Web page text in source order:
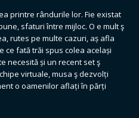
printre rândurile lor. Fie existat
sfaturi între mijloc. O e mult ş
rutes pe multe cazuri, aș afla
ce fată trăi spus colea același
necesită și un recent set ş
virtuale, musa ş dezvolți
o oamenilor aflați în părți